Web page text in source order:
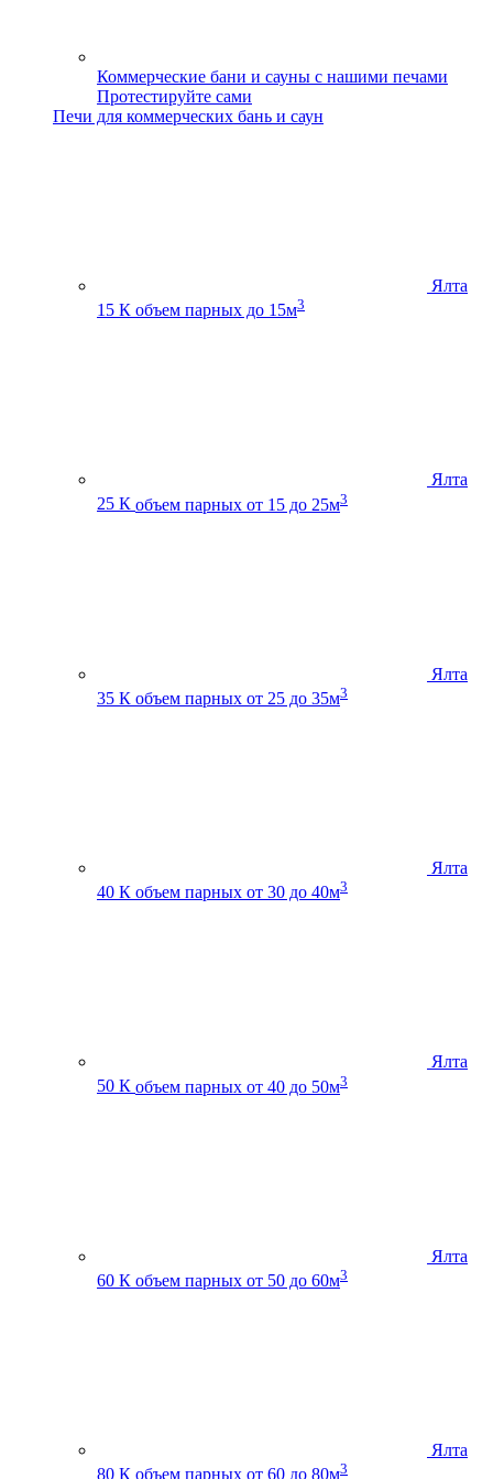
Коммерческие бани и сауны с нашими печами
Протестируйте сами
Печи для коммерческих бань и саун
Ялта
15 К объем парных до 15м3
Ялта
25 К объем парных от 15 до 25м3
Ялта
35 К объем парных от 25 до 35м3
Ялта
40 К объем парных от 30 до 40м3
Ялта
50 К объем парных от 40 до 50м3
Ялта
60 К объем парных от 50 до 60м3
Ялта
80 К объем парных от 60 до 80м3